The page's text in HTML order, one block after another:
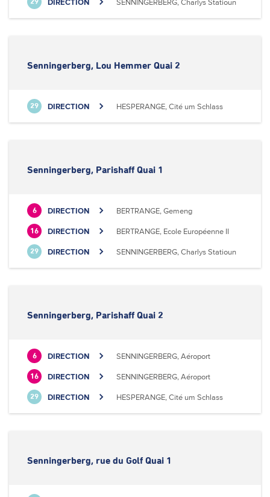
29 DIRECTION SENNINGERBERG, Charlys Statioun
Senningerberg, Lou Hemmer Quai 2
29 DIRECTION HESPERANGE, Cité um Schlass
Senningerberg, Parishaff Quai 1
6 DIRECTION BERTRANGE, Gemeng
16 DIRECTION BERTRANGE, Ecole Européenne II
29 DIRECTION SENNINGERBERG, Charlys Statioun
Senningerberg, Parishaff Quai 2
6 DIRECTION SENNINGERBERG, Aéroport
16 DIRECTION SENNINGERBERG, Aéroport
29 DIRECTION HESPERANGE, Cité um Schlass
Senningerberg, rue du Golf Quai 1